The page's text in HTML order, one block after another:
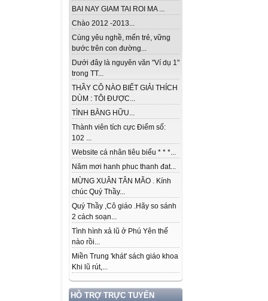
BAI NAY GIAM TAI ROI MA ...
Chào 2012 -2013...
Cùng yêu nghề, mến trẻ, vững
bước trên con đường...
Dưới đây là nguyên văn "Ví dụ 1"
trong TT...
THẦY CÔ NÀO BIẾT GIẢI THÍCH
DÙM : TÔI ĐƯỢC...
TÌNH BẰNG HỮU...
Thành viên tích cực Điểm số:
102 ...
Website cá nhân tiêu biểu * * *...
Năm mơi hanh phuc thanh đat...
MỪNG XUÂN TÂN MÃO . Kính
chúc Quý Thầy...
Quý Thầy ,Cô giáo .Hãy so sánh
2 cách soạn...
Tình hình xả lũ ở Phú Yên thế
nào rồi...
Miền Trung 'khát' sách giáo khoa
Khi lũ rút,...
HỖ TRỢ TRỰC TUYẾN